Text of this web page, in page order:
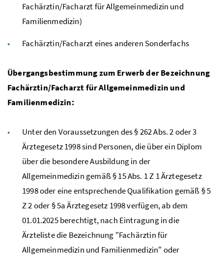
Fachärztin/Facharzt für Allgemeinmedizin und
Familienmedizin)
Fachärztin/Facharzt eines anderen Sonderfachs
Übergangsbestimmung zum Erwerb der Bezeichnung
Fachärztin/Facharzt für Allgemeinmedizin und
Familienmedizin:
Unter den Voraussetzungen des § 262 Abs. 2 oder 3
Ärztegesetz 1998 sind Personen, die über ein Diplom
über die besondere Ausbildung in der
Allgemeinmedizin gemäß § 15 Abs. 1 Z 1 Ärztegesetz
1998 oder eine entsprechende Qualifikation gemäß § 5
Z 2 oder § 5a Ärztegesetz 1998 verfügen, ab dem
01.01.2025 berechtigt, nach Eintragung in die
Ärzteliste die Bezeichnung "Fachärztin für
Allgemeinmedizin und Familienmedizin" oder